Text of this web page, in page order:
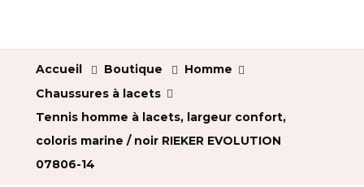
Accueil Boutique
Homme
Chaussures à lacets
Tennis homme à lacets, largeur confort,
coloris marine / noir RIEKER EVOLUTION
07806-14